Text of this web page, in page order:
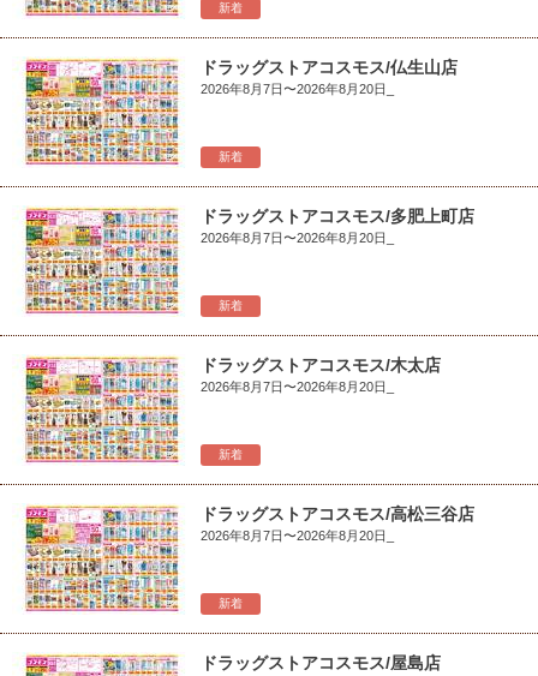
新着
新着
ドラッグストアコスモス/仏生山店
2026年8月7日〜2026年8月20日_
新着
ドラッグストアコスモス/多肥上町店
2026年8月7日〜2026年8月20日_
新着
ドラッグストアコスモス/木太店
2026年8月7日〜2026年8月20日_
新着
ドラッグストアコスモス/高松三谷店
2026年8月7日〜2026年8月20日_
ドラッグストアコスモス/屋島店